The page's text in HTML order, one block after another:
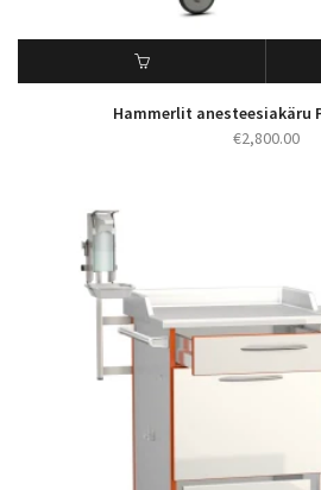
Hammerlit anesteesiakäru
€2,800.00